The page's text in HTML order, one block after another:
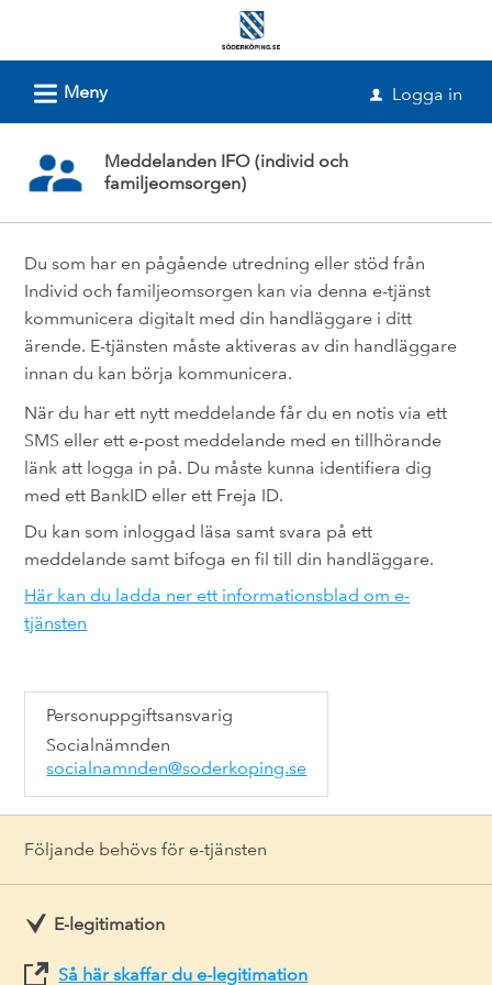
Söderköpings
L Meny u Logga in
Meddelanden IFO (individ och
familjeomsorgen)
Du som har en pågående utredning eller stöd från
Individ och familjeomsorgen kan via denna e-tjänst
kommunicera digitalt med din handläggare i ditt
ärende. E-tjänsten måste aktiveras av din handläggare
innan du kan börja kommunicera.
När du har ett nytt meddelande får du en notis via ett
SMS eller ett e-post meddelande med en tillhörande
länk att logga in på. Du måste kunna identifiera dig
med ett BankID eller ett Freja ID.
Du kan som inloggad läsa samt svara på ett
meddelande samt bifoga en fil till din handläggare.
Här kan du ladda ner ett informationsblad om e-
tjänsten
Personuppgiftsansvarig
Socialnämnden
socialnamnden@soderkoping.se
Följande behövs för e-tjänsten
E-legitimation
Så här skaffar du e-legitimation